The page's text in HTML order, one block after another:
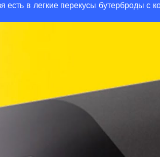
в легкие перекусы бутерброды с